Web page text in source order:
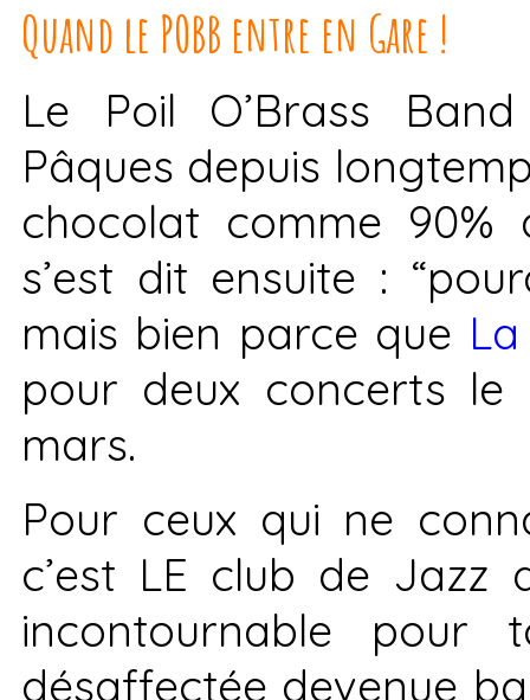
Quand le POBB entre en Gare !
Le Poil O’Brass
Pâques depuis
chocolat comme
s’est dit ensuite :
mais bien parce que
pour deux concerts le
mars.
Pour ceux qui ne
c’est LE club de Jazz
incontournable pour
désaffectée devenue